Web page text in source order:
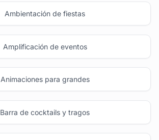
Ambientación de fiestas
Amplificación de eventos
Animaciones para grandes
Barra de cocktails y tragos